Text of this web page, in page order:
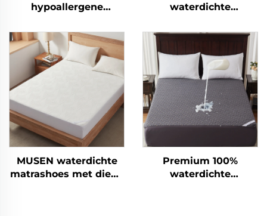
hypoallergene
met diepe pockets 6-
15 inch, ademende
matrasbescherming
voor hotel en thuis
waterdichte
ademende zachte vul
matras onderlegsel,
6''-18'' diepe pocket
matras hoek
bescherming wasbaar
(wit)
MUSEN waterdichte
matrashoes met diepe
Premium 100%
waterdichte